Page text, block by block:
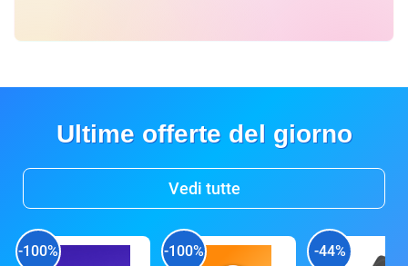
Ultime offerte del giorno
Vedi tutte
-100% -100% -44%